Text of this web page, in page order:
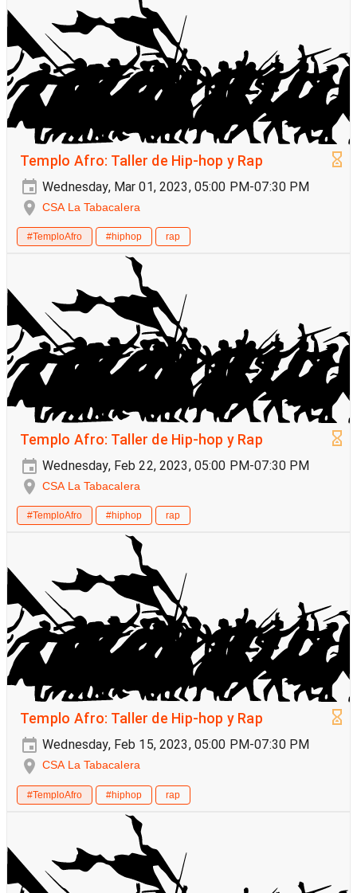
Templo Afro: Taller de Hip-hop y Rap
Wednesday, Mar 01, 2023, 05:00 PM-07:30 PM
CSA La Tabacalera
#TemploAfro #hiphop rap
Templo Afro: Taller de Hip-hop y Rap
Wednesday, Feb 22, 2023, 05:00 PM-07:30 PM
CSA La Tabacalera
#TemploAfro #hiphop rap
Templo Afro: Taller de Hip-hop y Rap
Wednesday, Feb 15, 2023, 05:00 PM-07:30 PM
CSA La Tabacalera
#TemploAfro #hiphop rap